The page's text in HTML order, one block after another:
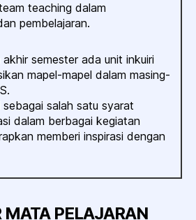
teaching dalam
pembelajaran.
semester ada unit inkuiri
mapel-mapel dalam masing-
sebagai salah satu syarat
dalam berbagai kegiatan
memberi inspirasi dengan
MATA PELAJARAN